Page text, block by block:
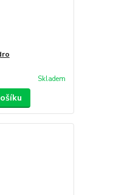
Skladem